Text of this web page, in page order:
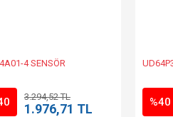
4 SENSÖR
3.294,52 TL
1.976,71 TL %40